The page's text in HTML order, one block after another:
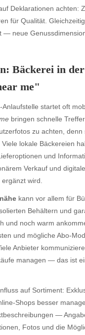
Deklarationen achten:
für Qualität.
— neue
: Bäckerei in
me"
startet oft
bringen schnelle
zu achten,
lokale Bäckereien
und
Verkauf und
wird.
kann vor allem für
Behältern und
und noch warm
und mögliche Abo-
Anbieter
managen — das ist
auf Sortiment:
Shops besser
—
Fotos und die